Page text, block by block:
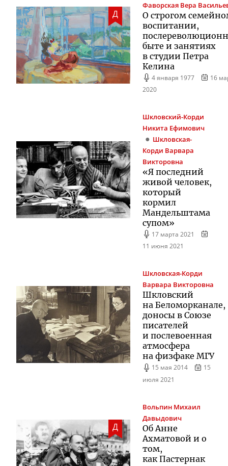
Д
Фаворская Вера
О строгом
воспитании,
быте и занятиях
в студии Петра
Келина
4 января 1977
16
2020
Шкловский-Корди
Никита Ефимович
Шкловская-
Корди Варвара
Викторовна
«Я последний
живой человек,
который
кормил
Мандельштама
супом»
17 марта 2021
11 июня 2021
Шкловская-Корди
Варвара Викторовна
Шкловский
на Беломорканале,
доносы в Союзе
писателей
и послевоенная
атмосфера
на физфаке МГУ
15 мая 2014
15
июля 2021
Д
Вольпин Михаил
Давыдович
Об Анне
Ахматовой и о
том,
как Пастернак